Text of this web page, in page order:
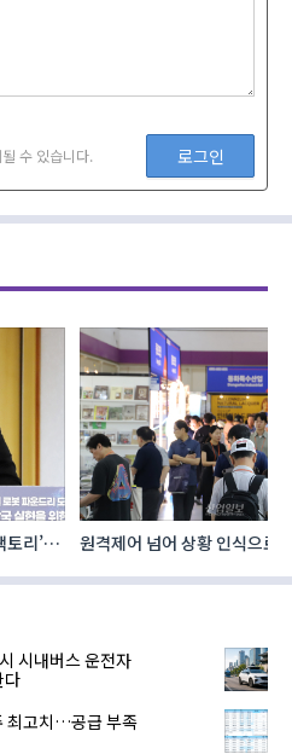
수 있습니다. 로그인
지능’
건설·인테리어 최신 트렌드
시내버스 운전자
다
최고치…공급 부족